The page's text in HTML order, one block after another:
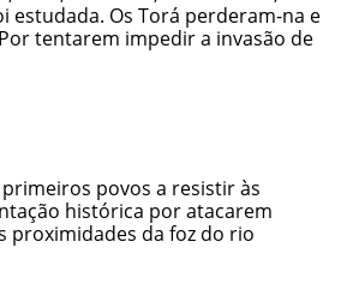
estudada. Os Torá perderam-na e
tentarem impedir a invasão de
povos a resistir às
histórica por atacarem
proximidades da foz do rio